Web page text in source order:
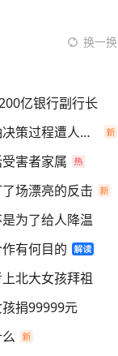
换一换
亿银行副行长
伊朗总统：最高领袖决策过程遭人利用
害者家属
场漂亮的反击
为了给人降温
有何目的
北大女孩拜祖
捐99999元